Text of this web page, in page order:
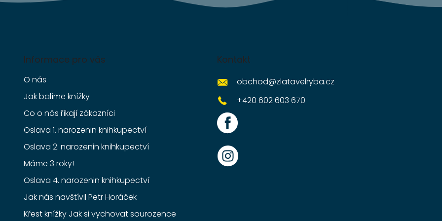
Informace pro vás
O nás
Jak balíme knížky
Co o nás říkají zákazníci
Oslava 1. narozenin knihkupectví
Oslava 2. narozenin knihkupectví
Máme 3 roky!
Oslava 4. narozenin knihkupectví
Jak nás navštívil Petr Horáček
Křest knížky Jak si vychovat sourozence
Kontakt
obchod@zlatavelryba.cz
+420 602 603 670